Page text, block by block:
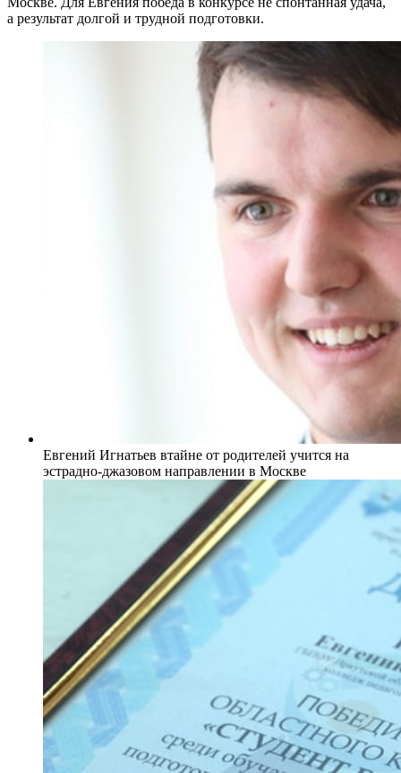
а результат долгой и трудной подготовки.
Евгений Игнатьев втайне от родителей учится на
эстрадно-джазовом направлении в Москве